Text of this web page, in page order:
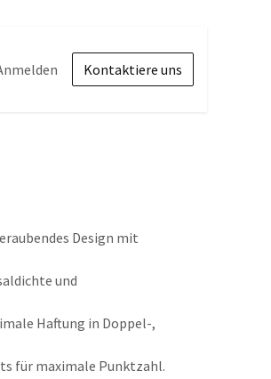
Kontaktiere uns
Design mit
und
Haftung in Doppel-,
für maximale Punktzahl.